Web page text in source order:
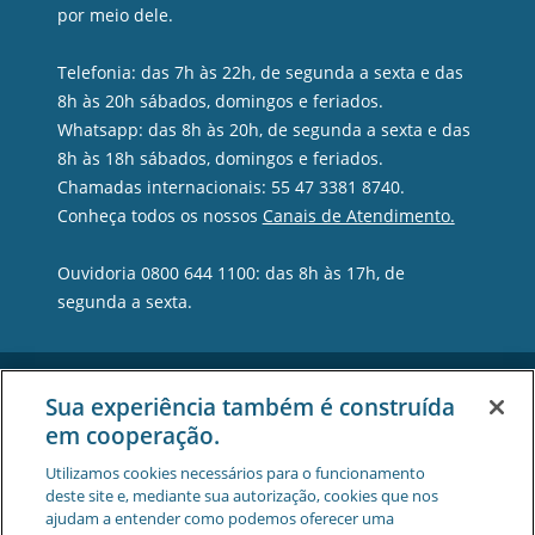
por meio dele.
Telefonia: das 7h às 22h, de segunda a sexta e das
8h às 20h sábados, domingos e feriados.
Whatsapp: das 8h às 20h, de segunda a sexta e das
8h às 18h sábados, domingos e feriados.
Chamadas internacionais: 55 47 3381 8740.
Conheça todos os nossos Canais de Atendimento.
Ouvidoria 0800 644 1100: das 8h às 17h, de
segunda a sexta.
Sua experiência também é construída
em cooperação.
Utilizamos cookies necessários para o funcionamento
deste site e, mediante sua autorização, cookies que nos
ajudam a entender como podemos oferecer uma